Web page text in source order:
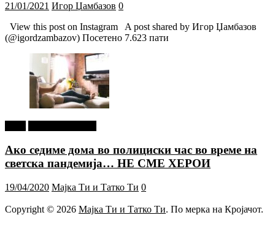
21/01/2021 Игор Џамбазов 0
View this post on Instagram A post shared by Игор Џамбазов
(@igordzambazov) Посетено 7.623 пати
Ако седиме дома во полициски час во време на
светска пандемија… НЕ СМЕ ХЕРОИ
19/04/2020 Мајка Ти и Татко Ти 0
Copyright © 2026 Мајка Ти и Татко Ти. По мерка на Кројачот.